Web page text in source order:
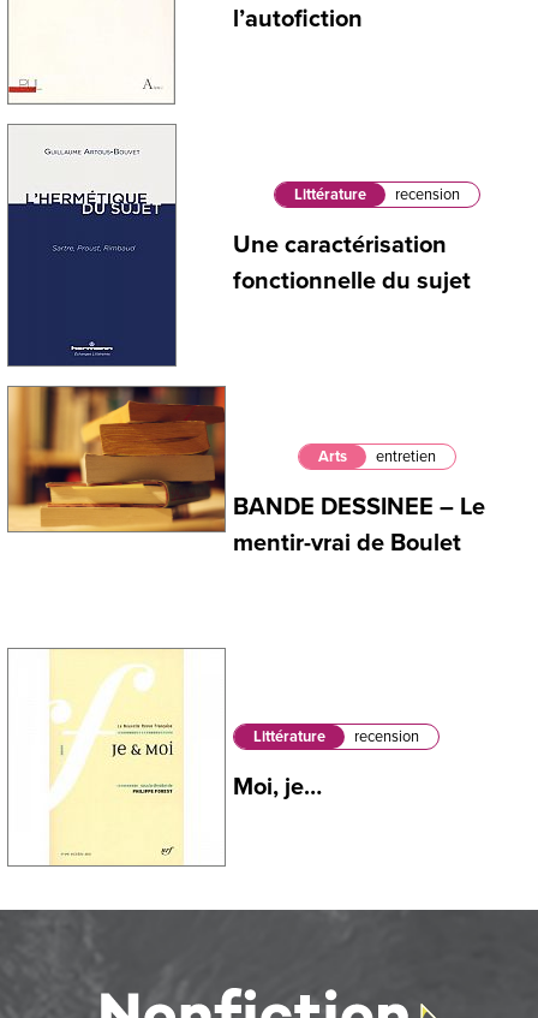
l’autofiction
Littérature recension
Une caractérisation
fonctionnelle du sujet
Arts entretien
BANDE DESSINEE – Le
mentir-vrai de Boulet
Littérature recension
Moi, je…